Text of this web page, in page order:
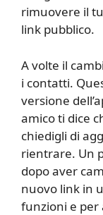
rimuovere il
link pubblico.
A volte il
i contatti.
versione
amico ti dice
chiedigli di
rientrare. Un
dopo aver
nuovo link in
funzioni e per